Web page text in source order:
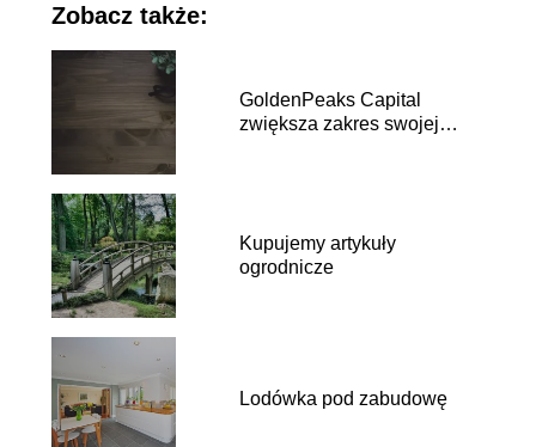
Zobacz także:
GoldenPeaks Capital
zwiększa zakres swojej
Kupujemy artykuły
ogrodnicze
Lodówka pod zabudowę